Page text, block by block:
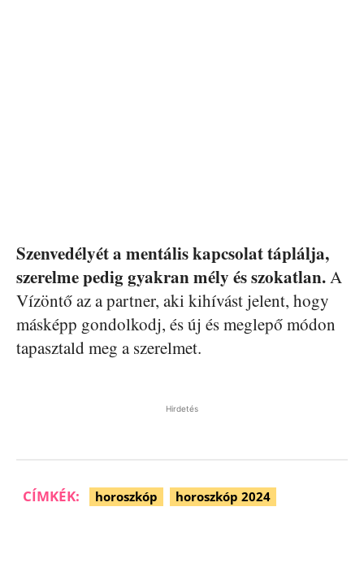
Szenvedélyét a mentális kapcsolat táplálja,
szerelme pedig gyakran mély és szokatlan.A
Vízöntő az a partner, aki kihívást jelent, hogy
másképp gondolkodj, és új és meglepő módon
tapasztald meg a szerelmet.
Hirdetés
CÍMKÉK: horoszkóp horoszkóp 2024